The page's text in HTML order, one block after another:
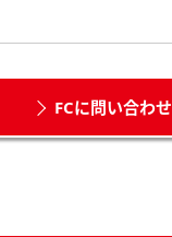
FCに問い合わ